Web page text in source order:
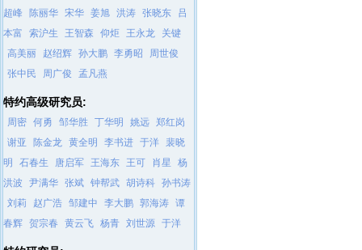
超峰
陈丽华 宋华 姜旭 洪涛 张晓东
吕
本富
索沪生 王智森 仰炬 王永龙
关键
高美丽
赵绍辉 孙大鹏 李勇昭
周世俊
张中民
周广俊 孟凡燕
特约高级研究员:
周密 何勇 邹华胜 丁华明 姚远 郑红岗
谢亚
陈金龙 黄全明 李书进 于洋
裴晓
明
石春生 唐启军 王海东 王可 肖星
杨
洪波
尹满华 张斌 钟帮武 胡诗科 孙书涛
刘莉
赵广浩 邹建中 李大鹏 郭海涛 谭
春辉 贺宗春 黄云飞 杨青 刘世源 于洋